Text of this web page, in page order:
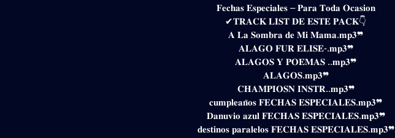
𝐅𝐞𝐜𝐡𝐚𝐬 𝐄𝐬𝐩𝐞𝐜𝐢𝐚𝐥𝐞𝐬 – 𝐏𝐚𝐫𝐚 𝐓𝐨𝐝𝐚 𝐎𝐜𝐚𝐬𝐢𝐨𝐧
✔𝐓𝐑𝐀𝐂𝐊 𝐋𝐈𝐒𝐓 𝐃𝐄 𝐄𝐒𝐓𝐄 𝐏𝐀𝐂𝐊👇
𝐀 𝐋𝐚 𝐒𝐨𝐦𝐛𝐫𝐚 𝐝𝐞 𝐌𝐢 𝐌𝐚𝐦𝐚.𝐦𝐩𝟑❞
𝐀𝐋𝐀𝐆𝐎 𝐅𝐔𝐑 𝐄𝐋𝐈𝐒𝐄-.𝐦𝐩𝟑❞
𝐀𝐋𝐀𝐆𝐎𝐒 𝐘 𝐏𝐎𝐄𝐌𝐀𝐒 ..𝐦𝐩𝟑❞
𝐀𝐋𝐀𝐆𝐎𝐒.𝐦𝐩𝟑❞
𝐂𝐇𝐀𝐌𝐏𝐈𝐎𝐒𝐍 𝐈𝐍𝐒𝐓𝐑..𝐦𝐩𝟑❞
𝐜𝐮𝐦𝐩𝐥𝐞𝐚𝐧̃𝐨𝐬 𝐅𝐄𝐂𝐇𝐀𝐒 𝐄𝐒𝐏𝐄𝐂𝐈𝐀𝐋𝐄𝐒.𝐦𝐩𝟑❞
𝐃𝐚𝐧𝐮𝐯𝐢𝐨 𝐚𝐳𝐮𝐥 𝐅𝐄𝐂𝐇𝐀𝐒 𝐄𝐒𝐏𝐄𝐂𝐈𝐀𝐋𝐄𝐒.𝐦𝐩𝟑❞
𝐝𝐞𝐬𝐭𝐢𝐧𝐨𝐬 𝐩𝐚𝐫𝐚𝐥𝐞𝐥𝐨𝐬 𝐅𝐄𝐂𝐇𝐀𝐒 𝐄𝐒𝐏𝐄𝐂𝐈𝐀𝐋𝐄𝐒.𝐦𝐩𝟑❞